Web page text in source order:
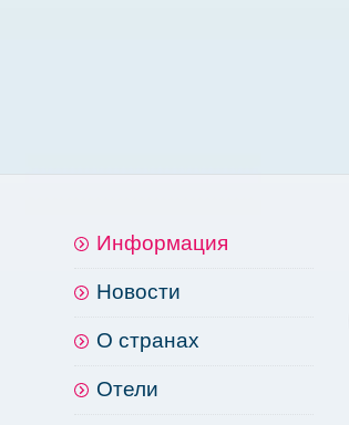
Информация
Новости
О странах
Отели